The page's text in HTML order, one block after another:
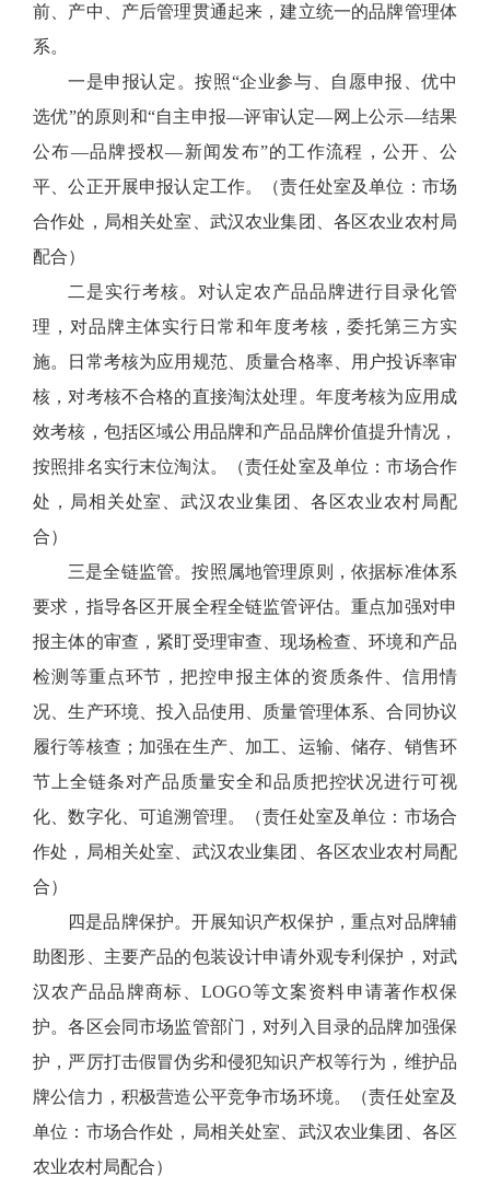
前、产中、产后管理贯通起来，建立统一的品牌管理体
系。
一是申报认定。按照“企业参与、自愿申报、优中
选优”的原则和“自主申报—评审认定—网上公示—结果
公布—品牌授权—新闻发布”的工作流程，公开、公
平、公正开展申报认定工作。（责任处室及单位：市场
合作处，局相关处室、武汉农业集团、各区农业农村局
配合）
二是实行考核。对认定农产品品牌进行目录化管
理，对品牌主体实行日常和年度考核，委托第三方实
施。日常考核为应用规范、质量合格率、用户投诉率审
核，对考核不合格的直接淘汰处理。年度考核为应用成
效考核，包括区域公用品牌和产品品牌价值提升情况，
按照排名实行末位淘汰。（责任处室及单位：市场合作
处，局相关处室、武汉农业集团、各区农业农村局配
合）
三是全链监管。按照属地管理原则，依据标准体系
要求，指导各区开展全程全链监管评估。重点加强对申
报主体的审查，紧盯受理审查、现场检查、环境和产品
检测等重点环节，把控申报主体的资质条件、信用情
况、生产环境、投入品使用、质量管理体系、合同协议
履行等核查；加强在生产、加工、运输、储存、销售环
节上全链条对产品质量安全和品质把控状况进行可视
化、数字化、可追溯管理。（责任处室及单位：市场合
作处，局相关处室、武汉农业集团、各区农业农村局配
合）
四是品牌保护。开展知识产权保护，重点对品牌辅
助图形、主要产品的包装设计申请外观专利保护，对武
汉农产品品牌商标、LOGO等文案资料申请著作权保
护。各区会同市场监管部门，对列入目录的品牌加强保
护，严厉打击假冒伪劣和侵犯知识产权等行为，维护品
牌公信力，积极营造公平竞争市场环境。（责任处室及
单位：市场合作处，局相关处室、武汉农业集团、各区
农业农村局配合）